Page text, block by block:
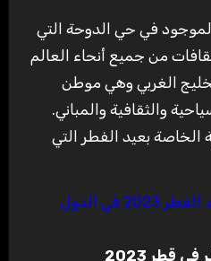
الموجود في حي الدوحة التي
من جميع أنحاء العالم
الغربي وهي موطن
والثقافية والمباني.
الخاصة بعيد الفطر التي
موعد صلاة عيد الفطر 2023 في الدول
قطر 2023